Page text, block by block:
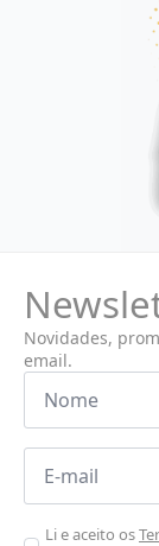
Novidades,
email.
Nome
Email
Aceitar
Li e aceito os